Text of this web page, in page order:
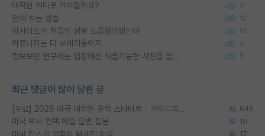
대학원 어디로 가야할까요? 5
편애 하는 방법 12
이사이트가 처음엔 정말 도움많이됐는데 13
커뮤니티는 다 쓰레기통이지 5
정보보안 연구하는 입장에선 식별가능한 사진을 올리는건 비추이긴함 5
최근 댓글이 많이 달린 글
[무료] 2026 미국 대학원 유학 스타터팩 - 가이드북 & 합격자 컨택메일 템플릿 645
미국 박사 컨택 메일 답변 질문 10
미박 탑스쿨 유학이 빡세진 이유 17